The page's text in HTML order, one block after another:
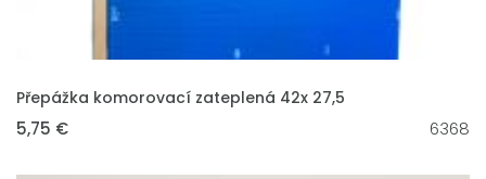
VLOŽIT DO KOŠÍKU
Přepážka komorovací zateplená 42x 27,5
5,75 € 6368